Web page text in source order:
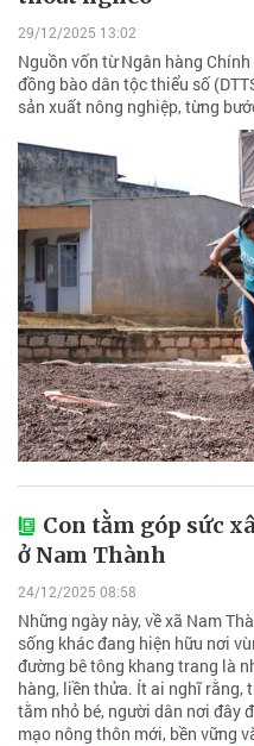
29/12/2025 13:02
Nguồn vốn từ Ngân hàng
đồng bào dân tộc thiểu số
sản xuất nông nghiệp, từng
Con tằm góp sức
ở Nam Thành
24/12/2025 08:58
Những ngày này, về xã Nam
sống khác đang hiện hữu nơi
đường bê tông khang trang là
hàng, liền thửa. Ít ai nghĩ rằng,
tằm nhỏ bé, người dân nơi đây
mạo nông thôn mới, bền vững